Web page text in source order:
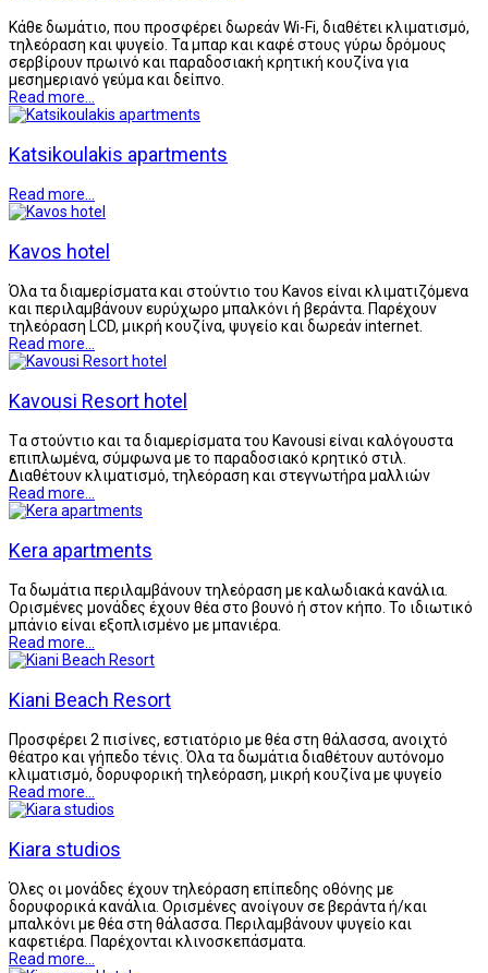
Κάθε δωμάτιο, που προσφέρει δωρεάν Wi-Fi, διαθέτει κλιματισμό,
τηλεόραση και ψυγείο. Τα μπαρ και καφέ στους γύρω δρόμους
σερβίρουν πρωινό και παραδοσιακή κρητική κουζίνα για
μεσημεριανό γεύμα και δείπνο.
Read more...
Katsikoulakis apartments
Read more...
Kavos hotel
Όλα τα διαμερίσματα και στούντιο του Kavos είναι κλιματιζόμενα
και περιλαμβάνουν ευρύχωρο μπαλκόνι ή βεράντα. Παρέχουν
τηλεόραση LCD, μικρή κουζίνα, ψυγείο και δωρεάν internet.
Read more...
Kavousi Resort hotel
Tα στούντιο και τα διαμερίσματα του Kavousi είναι καλόγουστα
επιπλωμένα, σύμφωνα με το παραδοσιακό κρητικό στιλ.
Διαθέτουν κλιματισμό, τηλεόραση και στεγνωτήρα μαλλιών
Read more...
Kera apartments
Τα δωμάτια περιλαμβάνουν τηλεόραση με καλωδιακά κανάλια.
Ορισμένες μονάδες έχουν θέα στο βουνό ή στον κήπο. Το ιδιωτικό
μπάνιο είναι εξοπλισμένο με μπανιέρα.
Read more...
Kiani Beach Resort
Προσφέρει 2 πισίνες, εστιατόριο με θέα στη θάλασσα, ανοιχτό
θέατρο και γήπεδο τένις. Όλα τα δωμάτια διαθέτουν αυτόνομο
κλιματισμό, δορυφορική τηλεόραση, μικρή κουζίνα με ψυγείο
Read more...
Kiara studios
Όλες οι μονάδες έχουν τηλεόραση επίπεδης οθόνης με
δορυφορικά κανάλια. Ορισμένες ανοίγουν σε βεράντα ή/και
μπαλκόνι με θέα στη θάλασσα. Περιλαμβάνουν ψυγείο και
καφετιέρα. Παρέχονται κλινοσκεπάσματα.
Read more...